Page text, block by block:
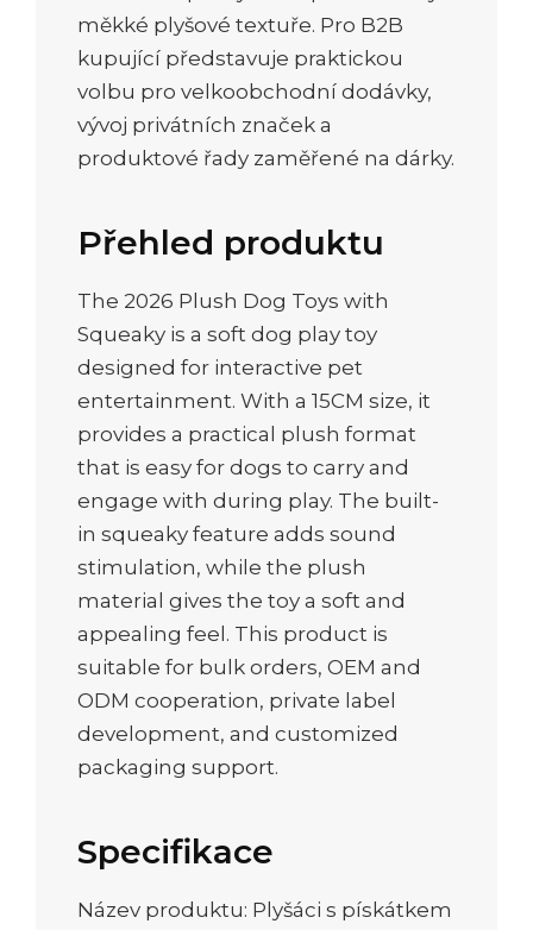
měkké plyšové textuře. Pro B2B
kupující představuje praktickou
volbu pro velkoobchodní dodávky,
vývoj privátních značek a
produktové řady zaměřené na dárky.
Přehled produktu
The 2026 Plush Dog Toys with
Squeaky is a soft dog play toy
designed for interactive pet
entertainment. With a 15CM size, it
provides a practical plush format
that is easy for dogs to carry and
engage with during play. The built-
in squeaky feature adds sound
stimulation, while the plush
material gives the toy a soft and
appealing feel. This product is
suitable for bulk orders, OEM and
ODM cooperation, private label
development, and customized
packaging support.
Specifikace
Název produktu: Plyšáci s pískátkem